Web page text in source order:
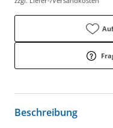
Beschreibung